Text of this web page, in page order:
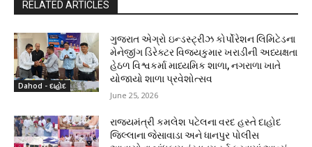
RELATED ARTICLES
Dahod - દાહોદ
ગુજરાત એગ્રો ઇન્ડસ્ટ્રીઝ કોર્પોરેશન લિમિટેડના
મેનેજીંગ ડિરેક્ટર વિજયકુમાર ખરાડીની અધ્યક્ષતા
હેઠળ વિશ્વકર્મા માધ્યમિક શાળા, નગરાળા ખાતે
યોજાયો શાળા પ્રવેશોત્સવ
June 25, 2026
રાજ્યમંત્રી કમલેશ પટેલના વરદ હસ્તે દાહોદ
જિલ્લાના જેસાવાડા અને ધાનપુર પોલીસ